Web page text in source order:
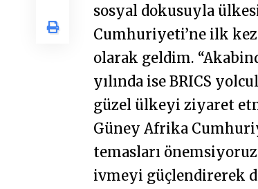
sosyal dokusuyla
Cumhuriyeti’ne ilk kez
olarak geldim.
yılında ise BRICS
güzel ülkeyi ziyaret
Güney Afrika
temasları
ivmeyi güçlendirerek